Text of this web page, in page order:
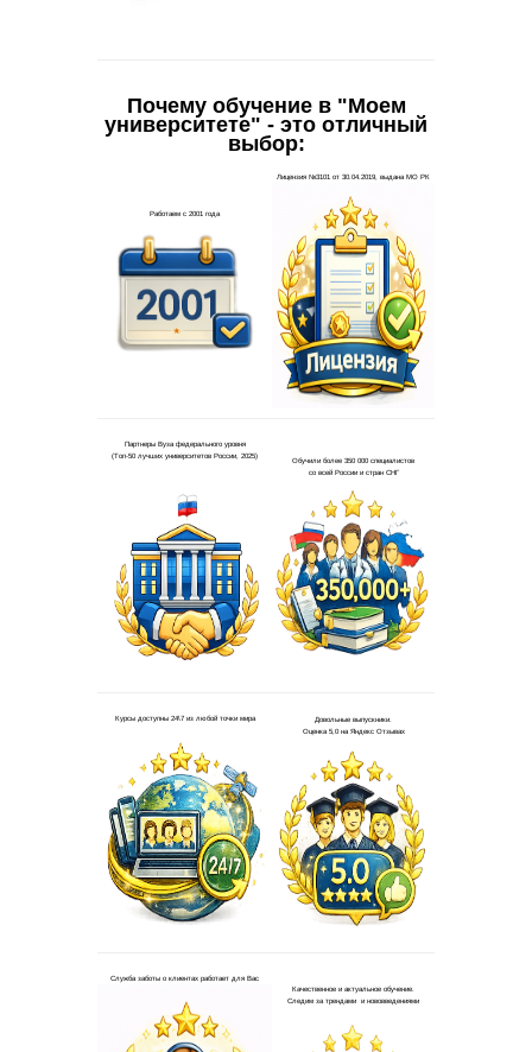
Почему обучение в "Моем
университете" - это отличный
выбор: